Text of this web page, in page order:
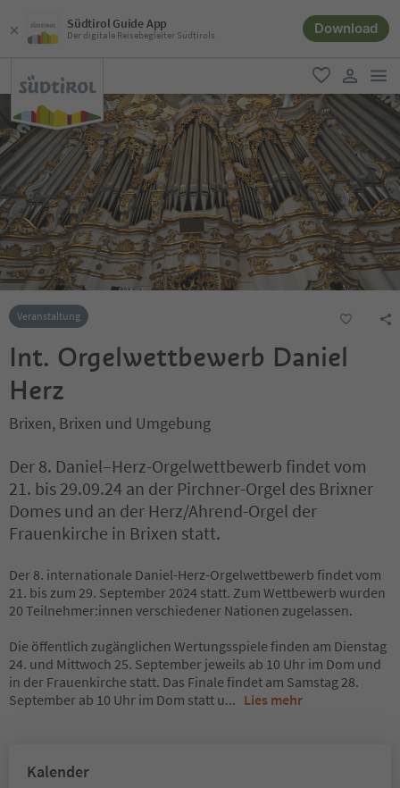
Südtirol Guide App
Der digitale Reisebegleiter Südtirols Download
favorit
user link
Veranstaltung
Int. Orgelwettbewerb Daniel
Herz
Brixen, Brixen und Umgebung
Der 8. Daniel–Herz-Orgelwettbewerb findet vom
21. bis 29.09.24 an der Pirchner-Orgel des Brixner
Domes und an der Herz/Ahrend-Orgel der
Frauenkirche in Brixen statt.
Der 8. internationale Daniel-Herz-Orgelwettbewerb findet vom
21. bis zum 29. September 2024 statt. Zum Wettbewerb wurden
20 Teilnehmer:innen verschiedener Nationen zugelassen.
Die öffentlich zugänglichen Wertungsspiele finden am Dienstag
24. und Mittwoch 25. September jeweils ab 10 Uhr im Dom und
in der Frauenkirche statt. Das Finale findet am Samstag 28.
September ab 10 Uhr im Dom statt u... Lies mehr
Kalender